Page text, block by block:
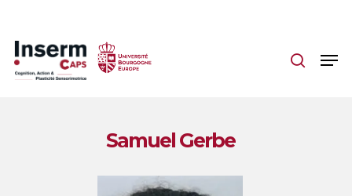
main
content
Samuel Gerbe